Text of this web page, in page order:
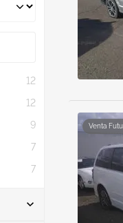
12
12
9
7
7
Venta